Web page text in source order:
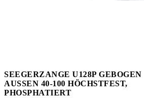
SEEGERZANGE U128P GEBOGEN
AUSSEN 40-100 HÖCHSTFEST,
PHOSPHATIERT